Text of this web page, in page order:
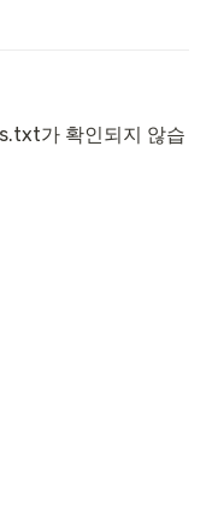
가 확인되지 않습